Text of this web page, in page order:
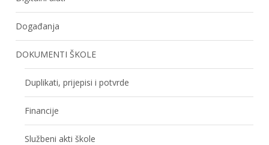
Događanja
DOKUMENTI ŠKOLE
Duplikati, prijepisi i potvrde
Financije
Službeni akti škole